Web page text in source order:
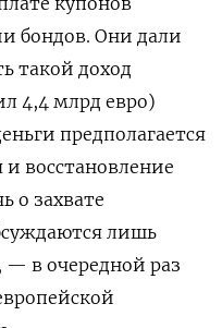
бондов. Они дали
такой доход
4,4 млрд евро)
предполагается
восстановление
о захвате
лишь
в очередной раз